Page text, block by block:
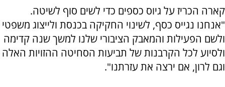
קארה הכריז על גיוס כספים כדי לשים סוף לשיטה.
"אנחנו נגייס כסף, לשינוי החקיקה בכנסת ולייצוג משפטי
ולשם הפעילות והמאבק הציבורי שלנו למשך שנה קדימה
ולסיוע לכל הקרבנות של תביעות הסחיטה ההזויות האלה
וגם לרון, אם ירצה את עזרתנו".